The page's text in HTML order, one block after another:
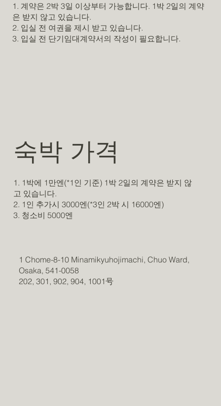
1. 계약은 2박 3일 이상부터 가능합니다. 1박 2일의 계약
은 받지 않고 있습니다.
2. 입실 전 여권을 제시 받고 있습니다.
3. 입실 전 단기임대계약서의 작성이 필요합니다.
숙박 가격
1. 1박에 1만엔(*1인 기준) 1박 2일의 계약은 받지 않
고 있습니다.
2. 1인 추가시 3000엔(*3인 2박 시 16000엔)
3. 청소비 5000엔
1 Chome-8-10 Minamikyuhojimachi, Chuo Ward,
Osaka, 541-0058
202, 301, 902, 904, 1001号